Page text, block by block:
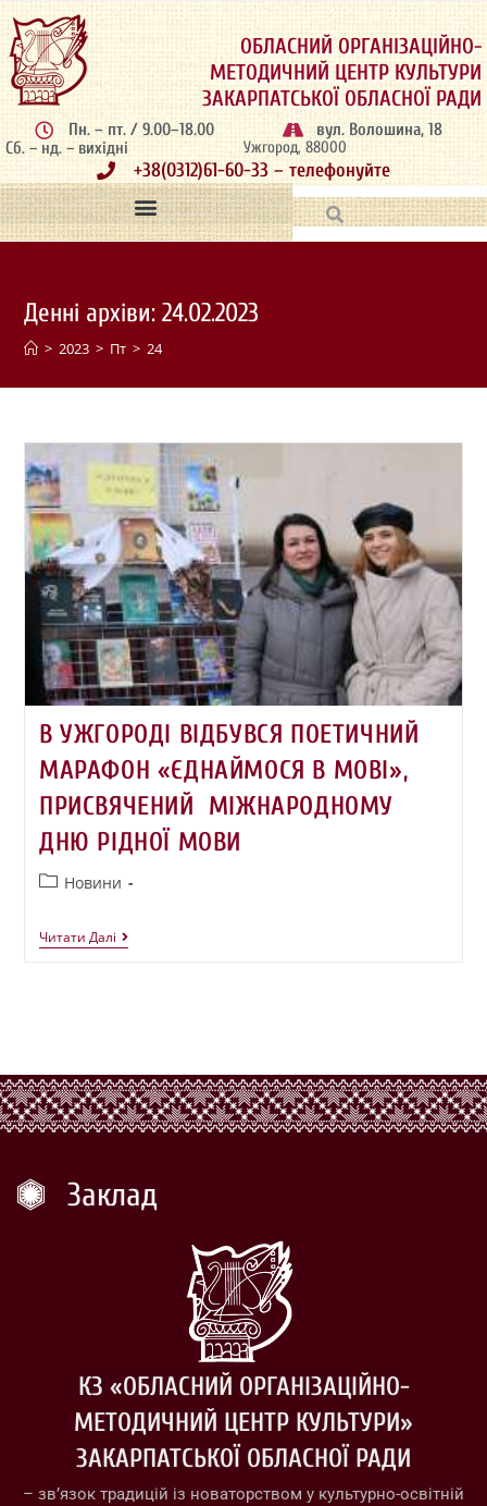
ОБЛАСНИЙ ОРГАНІЗАЦІЙНО-
МЕТОДИЧНИЙ ЦЕНТР КУЛЬТУРИ
ЗАКАРПАТСЬКОЇ ОБЛАСНОЇ РАДИ
Пн. – пт. / 9.00–18.00
Сб. – нд. – вихідні
вул. Волошина, 18
Ужгород, 88000
+38(0312)61-60-33 – телефонуйте
Денні архіви: 24.02.2023
> 2023 > Пт > 24
В УЖГОРОДІ ВІДБУВСЯ ПОЕТИЧНИЙ
МАРАФОН «ЄДНАЙМОСЯ В МОВІ»,
ПРИСВЯЧЕНИЙ МІЖНАРОДНОМУ
ДНЮ РІДНОЇ МОВИ
Новини
Читати Далі
Заклад
КЗ «ОБЛАСНИЙ ОРГАНІЗАЦІЙНО-
МЕТОДИЧНИЙ ЦЕНТР КУЛЬТУРИ»
ЗАКАРПАТСЬКОЇ ОБЛАСНОЇ РАДИ
– зв’язок традицій із новаторством у культурно-освітній